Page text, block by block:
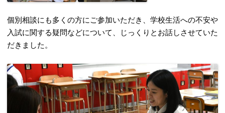
個別相談にも多くの方にご参加いただき、学校生活への不安や
入試に関する疑問などについて、じっくりとお話しさせていた
だきました。